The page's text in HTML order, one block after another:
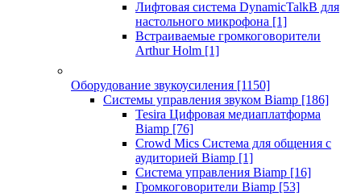
Лифтовая система DynamicTalkB для
настольного микрофона [1]
Встраиваемые громкоговорители
Arthur Holm [1]
Оборудование звукоусиления [1150]
Системы управления звуком Biamp [186]
Tesira Цифровая медиаплатформа
Biamp [76]
Crowd Mics Система для общения с
аудиторией Biamp [1]
Система управления Biamp [16]
Громкоговорители Biamp [53]